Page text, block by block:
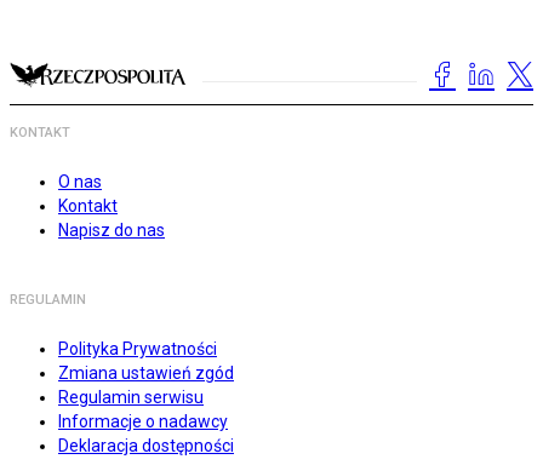
KONTAKT
O nas
Kontakt
Napisz do nas
REGULAMIN
Polityka Prywatności
Zmiana ustawień zgód
Regulamin serwisu
Informacje o nadawcy
Deklaracja dostępności